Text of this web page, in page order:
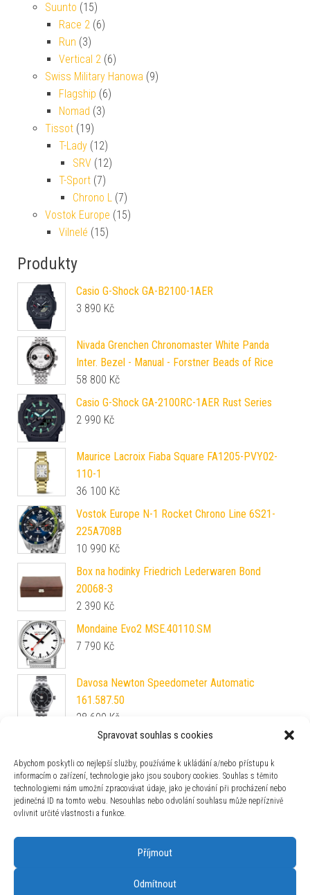
Spravovat souhlas s cookies
Abychom poskytli co nejlepší služby, používáme k ukládání a/nebo přístupu k
informacím o zařízení, technologie jako jsou soubory cookies. Souhlas s těmito
technologiemi nám umožní zpracovávat údaje, jako je chování při procházení nebo
jedinečná ID na tomto webu. Nesouhlas nebo odvolání souhlasu může nepříznivě
ovlivnit určité vlastnosti a funkce.
Příjmout
Odmítnout
Suunto (15)
Race 2 (6)
Run (3)
Vertical 2 (6)
Swiss Military Hanowa (9)
Flagship (6)
Nomad (3)
Tissot (19)
T-Lady (12)
SRV (12)
T-Sport (7)
Chrono L (7)
Vostok Europe (15)
Vilnelé (15)
Produkty
Casio G-Shock GA-B2100-1AER
3 890 Kč
Nivada Grenchen Chronomaster White Panda
Inter. Bezel - Manual - Forstner Beads of Rice
58 800 Kč
Casio G-Shock GA-2100RC-1AER Rust Series
2 990 Kč
Maurice Lacroix Fiaba Square FA1205-PVY02-
110-1
36 100 Kč
Vostok Europe N-1 Rocket Chrono Line 6S21-
225A708B
10 990 Kč
Box na hodinky Friedrich Lederwaren Bond
20068-3
2 390 Kč
Mondaine Evo2 MSE.40110.SM
7 790 Kč
Davosa Newton Speedometer Automatic
161.587.50
28 600 Kč
Tissot Le Locle Automatic T41.1.183.33
17 170Kč
Orient Multi Year Calendar RA-BA0004S
7 490Kč